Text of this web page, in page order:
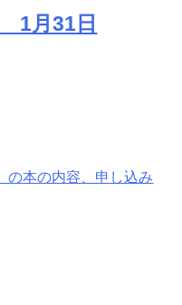
月31日
の本の内容、申し込み